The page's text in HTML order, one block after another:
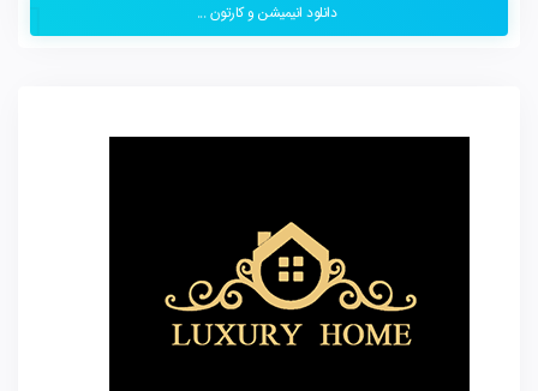
دانلود انیمیشن و کارتون ...